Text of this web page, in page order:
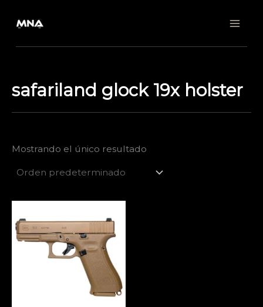
safariland glock 19x holster
Mostrando el único resultado